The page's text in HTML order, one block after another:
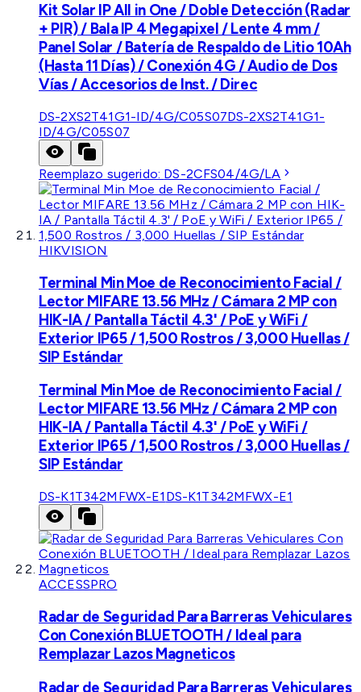
Kit Solar IP All in One / Doble Detección (Radar
+ PIR) / Bala IP 4 Megapixel / Lente 4 mm /
Panel Solar / Batería de Respaldo de Litio 10Ah
(Hasta 11 Días) / Conexión 4G / Audio de Dos
Vías / Accesorios de Inst. / Direc
DS-2XS2T41G1-ID/4G/C05S07DS-2XS2T41G1-
ID/4G/C05S07
Reemplazo sugerido: DS-2CFS04/4G/LA
HIKVISION
Terminal Min Moe de Reconocimiento Facial /
Lector MIFARE 13.56 MHz / Cámara 2 MP con
HIK-IA / Pantalla Táctil 4.3' / PoE y WiFi /
Exterior IP65 / 1,500 Rostros / 3,000 Huellas /
SIP Estándar
Terminal Min Moe de Reconocimiento Facial /
Lector MIFARE 13.56 MHz / Cámara 2 MP con
HIK-IA / Pantalla Táctil 4.3' / PoE y WiFi /
Exterior IP65 / 1,500 Rostros / 3,000 Huellas /
SIP Estándar
DS-K1T342MFWX-E1 DS-K1T342MFWX-E1
ACCESSPRO
Radar de Seguridad Para Barreras Vehiculares
Con Conexión BLUETOOTH / Ideal para
Remplazar Lazos Magneticos
Radar de Seguridad Para Barreras Vehiculares